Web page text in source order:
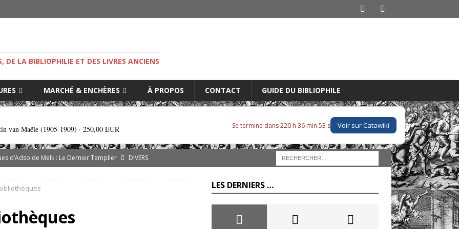
DE LA BIBLIOPHILIE ET DES LIVRES ANCIENS
MARCHÉ & ENCHÈRES À PROPOS CONTACT GUIDE DU BIBLIOPHILE
van Maële (1905-1909) ·250,00 EUR Se termine dans 220 h 36 min 51 s Voir sur Catawiki
d’Adso de Melk : Le Dernier Templier
DIVERS
: le vendeur, l’expert et la plateforme… comment s’y
cliniques de l’IGLI : la libido possidendi, ou jusqu’où aller pour
LES DERNIERS …